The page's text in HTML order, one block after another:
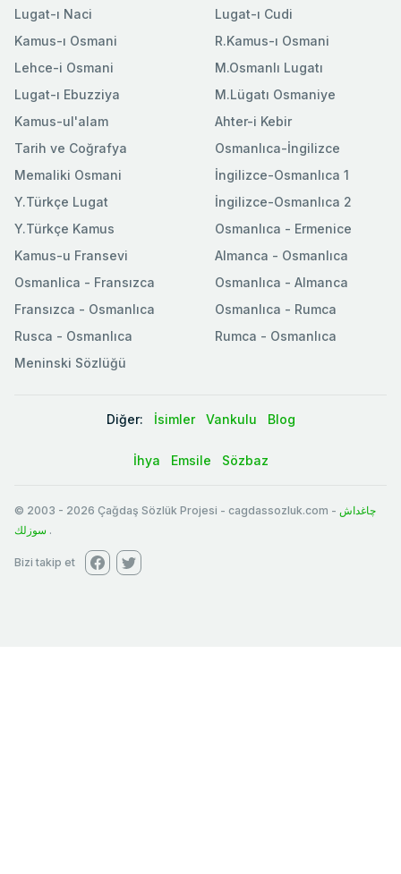
Lugat-ı Naci
Kamus-ı Osmani
Lehce-i Osmani
Lugat-ı Ebuzziya
Lugat-ı Cudi
R.Kamus-ı Osmani
M.Osmanlı Lugatı
M.Lügatı Osmaniye
Kamus-ul'alam
Tarih ve Coğrafya
Memaliki Osmani
Y.Türkçe Lugat
Y.Türkçe Kamus
Ahter-i Kebir
Osmanlıca-İngilizce
İngilizce-Osmanlıca 1
İngilizce-Osmanlıca 2
Osmanlıca - Ermenice
Kamus-u Fransevi
Osmanlica - Fransızca
Fransızca - Osmanlıca
Rusca - Osmanlıca
Meninski Sözlüğü
Almanca - Osmanlıca
Osmanlıca - Almanca
Osmanlıca - Rumca
Rumca - Osmanlıca
Diğer: İsimler Vankulu Blog
İhya Emsile Sözbaz
© 2003 - 2026 Çağdaş Sözlük Projesi - cagdassozluk.com - چاغداش
سوزلك .
Bizi takip et